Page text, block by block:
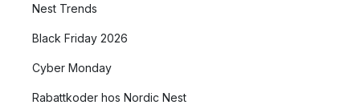
Nest Trends
Black Friday 2026
Cyber Monday
Rabattkoder hos Nordic Nest